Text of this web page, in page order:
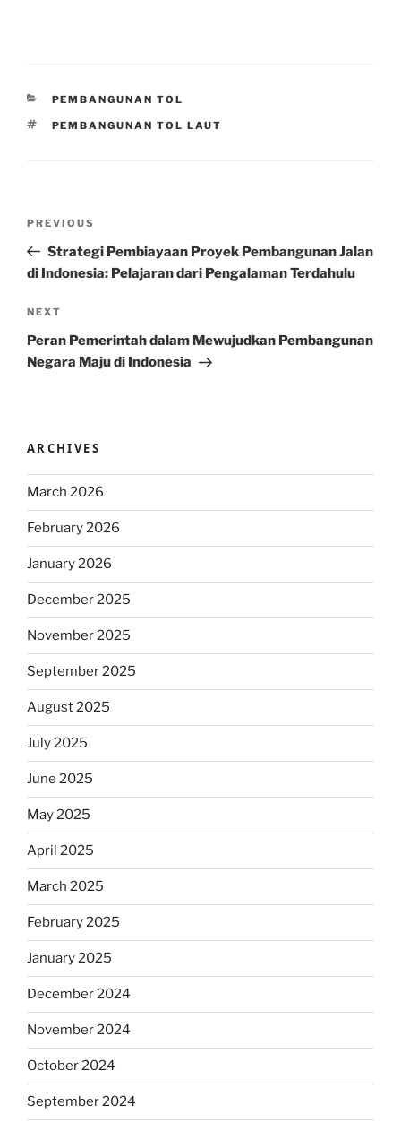
CATEGORIES
PEMBANGUNAN TOL
TAGS
PEMBANGUNAN TOL LAUT
Previous
Post
PREVIOUS
Strategi Pembiayaan Proyek Pembangunan Jalan
di Indonesia: Pelajaran dari Pengalaman Terdahulu
Next
Post
NEXT
Peran Pemerintah dalam Mewujudkan Pembangunan
Negara Maju di Indonesia
ARCHIVES
March 2026
February 2026
January 2026
December 2025
November 2025
September 2025
August 2025
July 2025
June 2025
May 2025
April 2025
March 2025
February 2025
January 2025
December 2024
November 2024
October 2024
September 2024